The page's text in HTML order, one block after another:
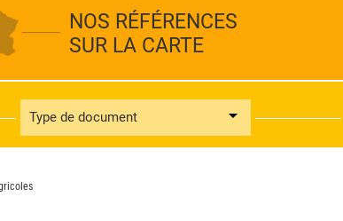
NOS RÉFÉRENCES
SUR LA CARTE
Type de document